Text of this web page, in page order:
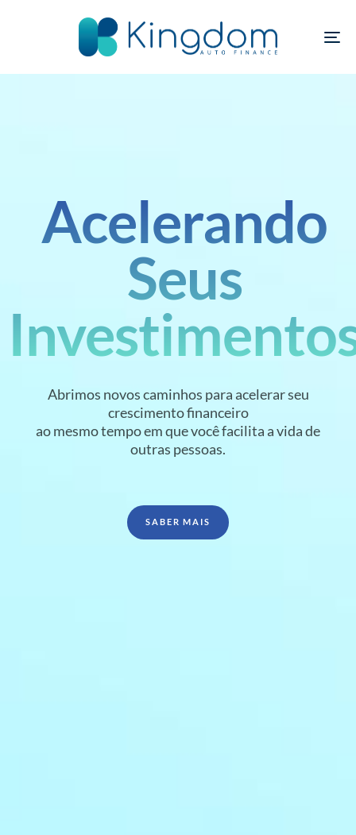
Acelerando
Seus
Abrimos novos caminhos para acelerar seu
crescimento financeiro
ao mesmo tempo em que você facilita a vida de
outras pessoas.
SABER MAIS